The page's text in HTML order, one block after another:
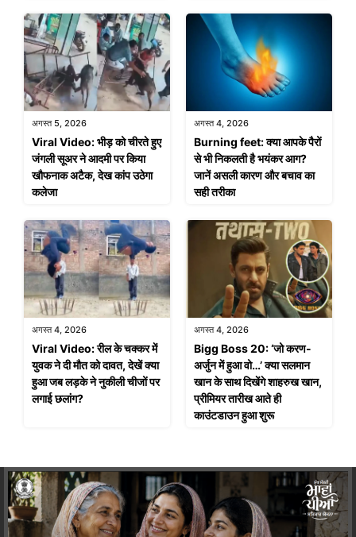
अगस्त 5, 2026
Viral Video: भीड़ को चीरते हुए
जंगली सूअर ने आदमी पर किया
खौफनाक अटैक, देख कांप उठेगा
कलेजा
अगस्त 4, 2026
Burning feet: क्या आपके पैरों
से भी निकलती है भयंकर आग?
जानें असली कारण और बचाव का
सही तरीका
अगस्त 4, 2026
Viral Video: रील के चक्कर में
युवक ने दी मौत को दावत, देखें क्या
हुआ जब लड़के ने नुकीली चीजों पर
लगाई छलांग?
अगस्त 4, 2026
Bigg Boss 20: ‘जो करण-
अर्जुन में हुआ वो…’ क्या सलमान
खान के साथ दिखेंगे शाहरुख खान,
प्रीमियर तारीख आते ही
काउंटडाउन हुआ शुरू